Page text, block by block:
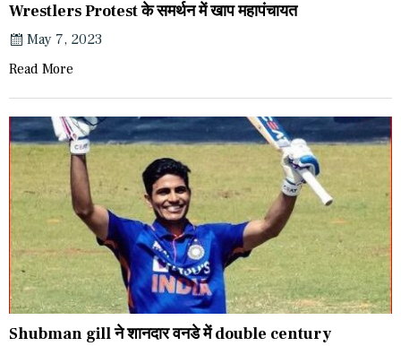
Wrestlers Protest के समर्थन में खाप महापंचायत
May 7, 2023
Read More
Shubman gill ने शानदार वनडे में double century